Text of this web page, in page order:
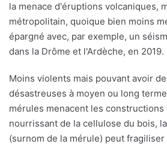
la menace d'éruptions volcaniques,
métropolitain, quoique bien moins
épargné avec, par exemple, un
dans la Drôme et l'Ardèche, en 2019.
Moins violents mais pouvant avoir
désastreuses à moyen ou long
mérules menacent les constructions
nourrissant de la cellulose du bois,
(surnom de la mérule) peut